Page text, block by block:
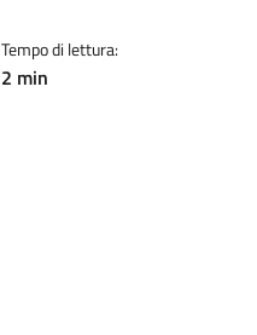
Tempo di lettura:
2 min